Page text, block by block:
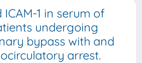
ICAM-1 in serum of
undergoing
bypass with and
arrest.